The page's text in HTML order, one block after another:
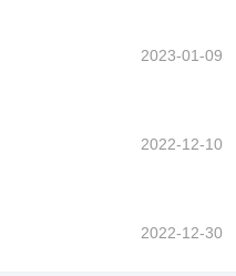
2023-01-09
2022-12-10
2022-12-30